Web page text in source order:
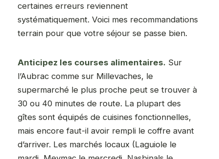
certaines erreurs reviennent
systématiquement. Voici mes recommandations
terrain pour que votre séjour se passe bien.
Anticipez les courses alimentaires. Sur
l’Aubrac comme sur Millevaches, le
supermarché le plus proche peut se trouver à
30 ou 40 minutes de route. La plupart des
gîtes sont équipés de cuisines fonctionnelles,
mais encore faut-il avoir rempli le coffre avant
d’arriver. Les marchés locaux (Laguiole le